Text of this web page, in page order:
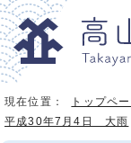
現在位置： トップペー
平成30年7月4日 大雨